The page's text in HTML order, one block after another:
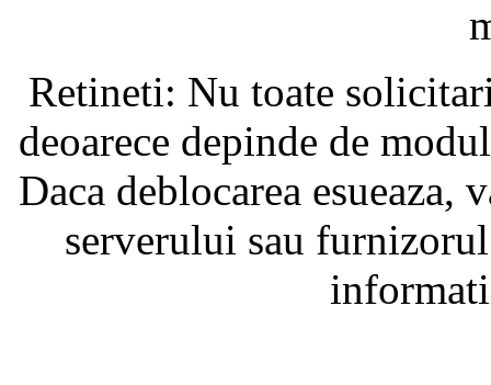
Retineti: Nu toate
deoarece depinde de
Daca deblocarea
serverului sau